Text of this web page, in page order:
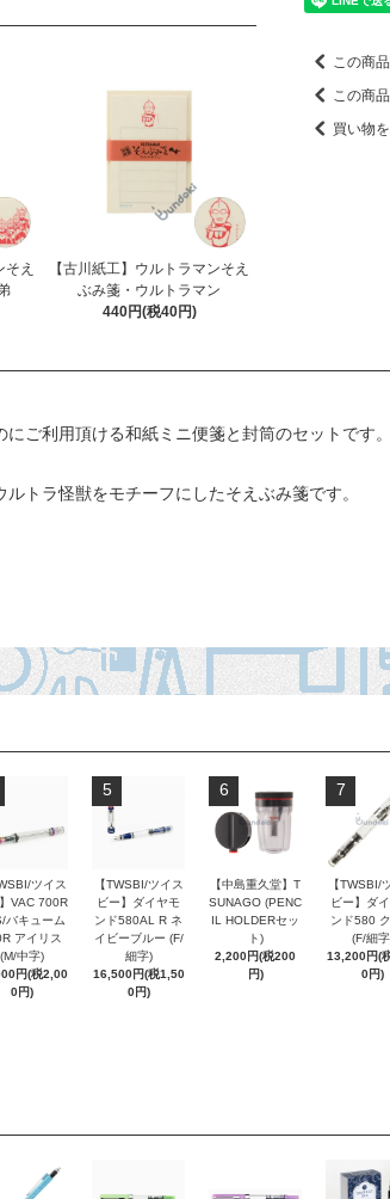
そえ
【古川紙工】ウルトラマンそえ
ぶみ箋・ウルトラマン
440円(税40円)
この商
この商
買い物
ご利用頂ける和紙ミニ便箋と封筒のセットです。
トラ怪獣をモチーフにしたそえぶみ箋です。
ツイス
VAC 700R
バキューム
アイリス
(M/中字)
円(税2,00
0円)
5
【TWSBI/ツイス
ビー】ダイヤモ
ンド580AL R ネ
イビーブルー (F/
細字)
16,500円(税1,50
0円)
6
【中島重久堂】T
SUNAGO (PENC
IL HOLDERセッ
ト)
2,200円(税200
円)
7
【TWSBI/
ビー】ダ
ンド580
(F/細
13,200円(
0円)